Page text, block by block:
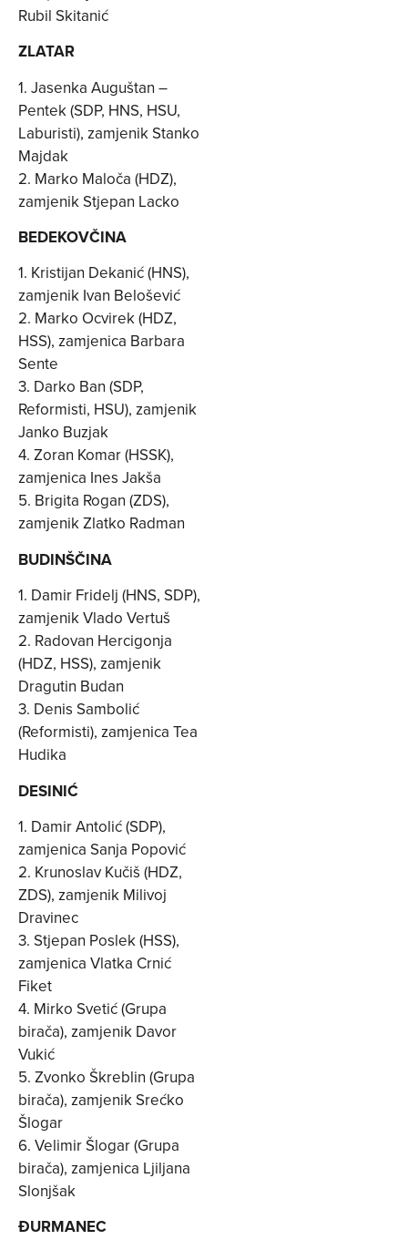
Rubil Skitanić
ZLATAR
1. Jasenka Auguštan –
Pentek (SDP, HNS, HSU,
Laburisti), zamjenik Stanko
Majdak
2. Marko Maloča (HDZ),
zamjenik Stjepan Lacko
BEDEKOVČINA
1. Kristijan Dekanić (HNS),
zamjenik Ivan Belošević
2. Marko Ocvirek (HDZ,
HSS), zamjenica Barbara
Sente
3. Darko Ban (SDP,
Reformisti, HSU), zamjenik
Janko Buzjak
4. Zoran Komar (HSSK),
zamjenica Ines Jakša
5. Brigita Rogan (ZDS),
zamjenik Zlatko Radman
BUDINŠČINA
1. Damir Fridelj (HNS, SDP),
zamjenik Vlado Vertuš
2. Radovan Hercigonja
(HDZ, HSS), zamjenik
Dragutin Budan
3. Denis Sambolić
(Reformisti), zamjenica Tea
Hudika
DESINIĆ
1. Damir Antolić (SDP),
zamjenica Sanja Popović
2. Krunoslav Kučiš (HDZ,
ZDS), zamjenik Milivoj
Dravinec
3. Stjepan Poslek (HSS),
zamjenica Vlatka Crnić
Fiket
4. Mirko Svetić (Grupa
birača), zamjenik Davor
Vukić
5. Zvonko Škreblin (Grupa
birača), zamjenik Srećko
Šlogar
6. Velimir Šlogar (Grupa
birača), zamjenica Ljiljana
Slonjšak
ĐURMANEC